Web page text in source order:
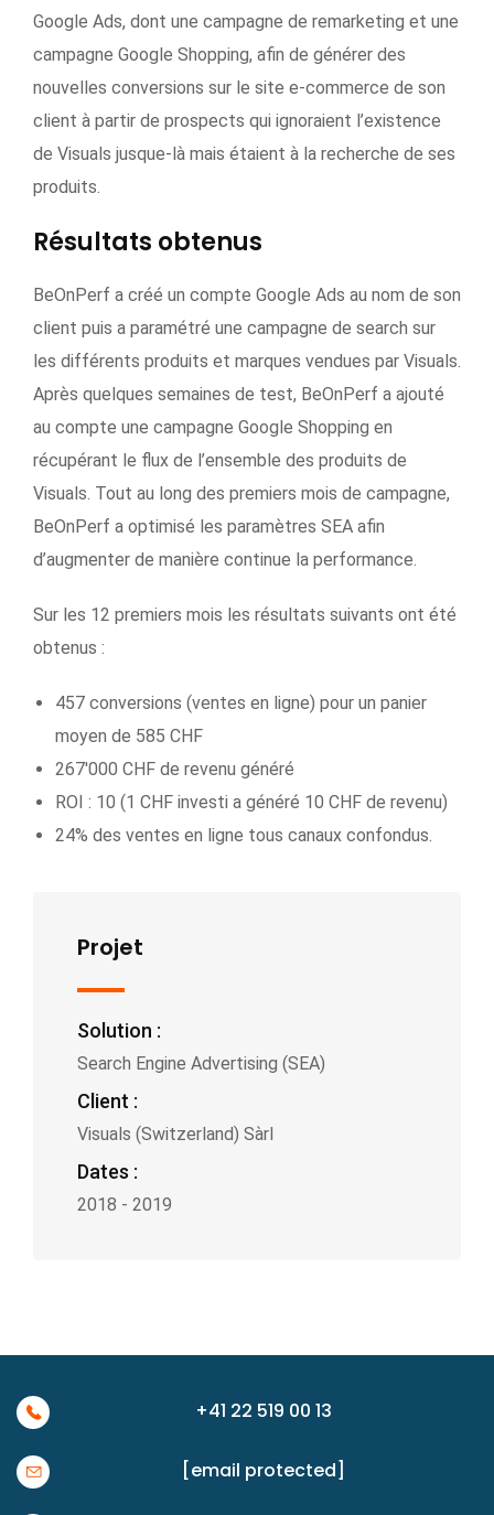
Google Ads, dont une campagne de remarketing et une
campagne Google Shopping, afin de générer des
nouvelles conversions sur le site e-commerce de son
client à partir de prospects qui ignoraient l’existence
de Visuals jusque-là mais étaient à la recherche de ses
produits.
Résultats obtenus
BeOnPerf a créé un compte Google Ads au nom de son
client puis a paramétré une campagne de search sur
les différents produits et marques vendues par Visuals.
Après quelques semaines de test, BeOnPerf a ajouté
au compte une campagne Google Shopping en
récupérant le flux de l’ensemble des produits de
Visuals. Tout au long des premiers mois de campagne,
BeOnPerf a optimisé les paramètres SEA afin
d’augmenter de manière continue la performance.
Sur les 12 premiers mois les résultats suivants ont été
obtenus :
457 conversions (ventes en ligne) pour un panier
moyen de 585 CHF
267'000 CHF de revenu généré
ROI : 10 (1 CHF investi a généré 10 CHF de revenu)
24% des ventes en ligne tous canaux confondus.
Projet
Solution :
Search Engine Advertising (SEA)
Client :
Visuals (Switzerland) Sàrl
Dates :
2018 - 2019
+41 22 519 00 13
[email protected]